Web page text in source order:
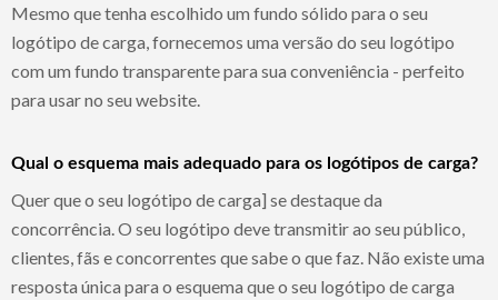
Mesmo que tenha escolhido um fundo sólido para o seu
logótipo de carga, fornecemos uma versão do seu logótipo
com um fundo transparente para sua conveniência - perfeito
para usar no seu website.
Qual o esquema mais adequado para os logótipos de carga?
Quer que o seu logótipo de carga] se destaque da
concorrência. O seu logótipo deve transmitir ao seu público,
clientes, fãs e concorrentes que sabe o que faz. Não existe uma
resposta única para o esquema que o seu logótipo de carga